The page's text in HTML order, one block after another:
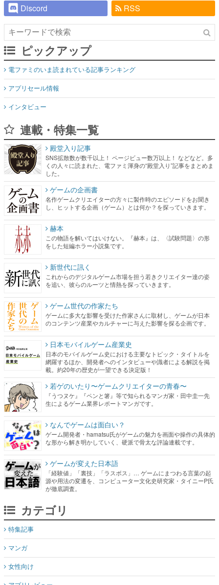
Discord
RSS
ピックアップ
電ファミのいま読まれている記事ランキング
アプリセール情報
インタビュー
連載・特集一覧
殿堂入り記事
SNS拡散数が数千以上！ ページビュー数万以上！ などなど。多
くの人々に読まれた、電ファミ渾身の“殿堂入り”記事をまとめま
した。
ゲームの企画書
名作ゲームクリエイターの方々に製作時のエピソードをお聞き
し、ヒットする企画（ゲーム）とは何か？を探っていきます。
赫本
この物語を解いてはいけない。『赫本』は、〈試験問題〉の形
をした短編ホラー小説集です。
新世代に訊く
これからのデジタルゲーム市場を担う若きクリエイター達の姿
を追い、彼らのルーツと情熱を探っていきます。
ゲーム世代の作家たち
ゲームに多大な影響を受けた作家さんに取材し、ゲームが日本
のコンテンツ産業やカルチャーに与えた影響を探る企画です。
日本モバイルゲーム産業史
日本のモバイルゲーム史における主要なトピック・タイトルを
網羅するほか、開発者へのインタビューや識者による解説を掲
載。約20年の歴史が一望できる決定版！
若ゲのいたり〜ゲームクリエイターの青春〜
『うつヌケ』『ペンと箸』等で知られるマンガ家・田中圭一先
生によるゲーム業界レポートマンガです。
なんでゲームは面白い？
ゲーム開発者・hamatsu氏がゲームの魅力を画面や操作の具体的
な形から解き明かしていく、硬派で骨太な評論連載です。
ゲームが変えた日本語
「経験値」「裏技」「ラスボス」… ゲームにまつわる言葉の起
源や用法の変遷を、コンピューター文化史研究家・タイニーP氏
が徹底調査。
カテゴリ
特集記事
マンガ
女性向け